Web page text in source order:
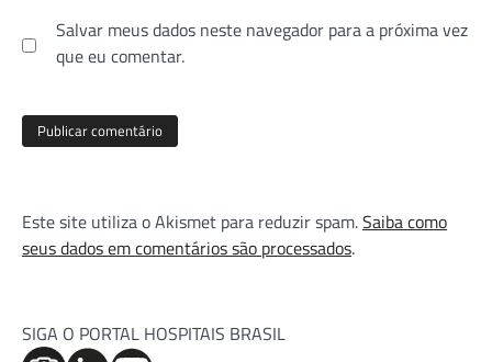
Salvar meus dados neste navegador para a próxima vez
que eu comentar.
Este site utiliza o Akismet para reduzir spam.Saiba como
seus dados em comentários são processados.
SIGA O PORTAL HOSPITAIS BRASIL